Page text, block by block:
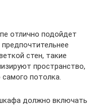
отлично подойдет
стен, такие
пространство,
потолка.
должно включать